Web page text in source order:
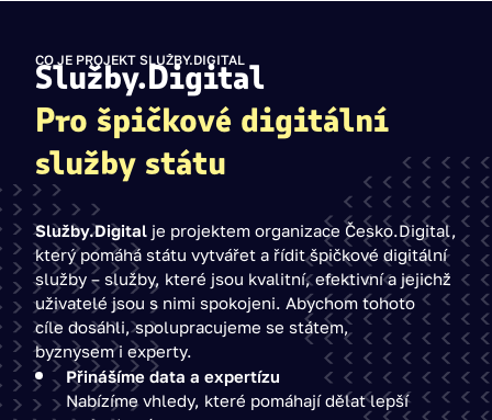
CO JE PROJEKT SLUŽBY.DIGITAL
Služby.Digital
Pro špičkové digitální
služby státu
Služby.Digital je projektem organizace Česko.Digital,
který pomáhá státu vytvářet a řídit špičkové digitální
služby – služby, které jsou kvalitní, efektivní a jejichž
uživatelé jsou s nimi spokojeni. Abychom tohoto
cíle dosáhli, spolupracujeme se státem,
byznysem i experty.
Přinášíme data a expertízu
Nabízíme vhledy, které pomáhají dělat lepší